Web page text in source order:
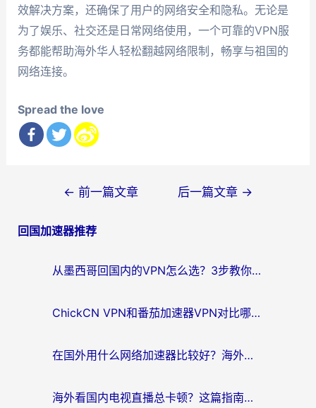
效解决方案，还确保了用户的网络安全和隐私。无论是
为了娱乐、社交还是日常网络使用，一个可靠的VPN服
务都能帮助海外华人轻松翻越网络限制，畅享与祖国的
网络连接。
Spread the love
导
← 前一篇文章 后一篇文章 →
回国加速器推荐
从墨西哥回国内的VPN怎么选？3步教你无缝刷剧、玩国服游戏
ChickCN VPN和番茄加速器VPN对比哪个回国效果更好？海外党亲测后的真实答案
在国外用什么网络加速器比较好？海外党亲测：从痛点到解决方案的全攻略
海外看国内电视直播总卡顿？这篇指南教你选对回国加速器，无缝追剧不发愁